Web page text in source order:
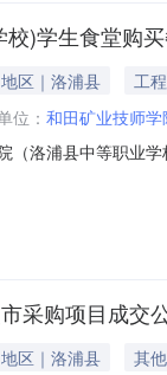
)学生食堂购
区｜洛浦县
工
位： 和田矿业技师学
（洛浦县中等职业
采购项目成交
区｜洛浦县
其他